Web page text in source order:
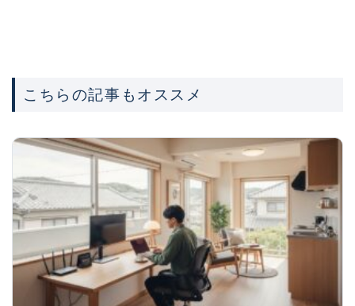
こちらの記事もオススメ